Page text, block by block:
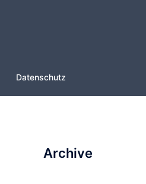
Datenschutz
Archive